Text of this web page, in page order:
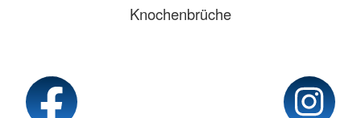
Knochenbrüche